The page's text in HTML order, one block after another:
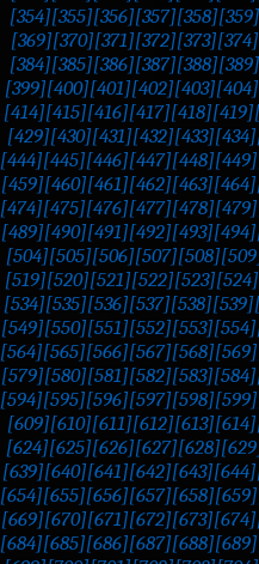
[354][355][356][357][358][359]
[369][370][371][372][373][374]
[384][385][386][387][388][389]
[399][400][401][402][403][404]
[414][415][416][417][418][419]
[429][430][431][432][433][434]
[444][445][446][447][448][449]
[459][460][461][462][463][464]
[474][475][476][477][478][479]
[489][490][491][492][493][494]
[504][505][506][507][508]
[519][520][521][522][523][524]
[534][535][536][537][538][539]
[549][550][551][552][553][554]
[564][565][566][567][568][569]
[579][580][581][582][583][584]
[594][595][596][597][598][599]
[609][610][611][612][613][614]
[624][625][626][627][628]
[639][640][641][642][643][644]
[654][655][656][657][658][659]
[669][670][671][672][673][674]
[684][685][686][687][688][689]